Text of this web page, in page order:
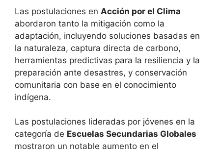
Las postulaciones en Acción por el Clima
abordaron tanto la mitigación como la
adaptación, incluyendo soluciones basadas en
la naturaleza, captura directa de carbono,
herramientas predictivas para la resiliencia y la
preparación ante desastres, y conservación
comunitaria con base en el conocimiento
indígena.
Las postulaciones lideradas por jóvenes en la
categoría de Escuelas Secundarias Globales
mostraron un notable aumento en el